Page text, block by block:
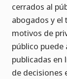
cerrados al
abogados y el
motivos de
público puede
publicadas en
de decisiones